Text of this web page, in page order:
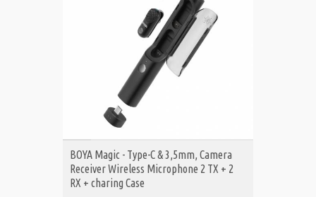
ΑΓΟΡΑ
BOYA Magic - Type-C & 3,5mm, Camera
Receiver Wireless Microphone 2 TX + 2
RX + charing Case